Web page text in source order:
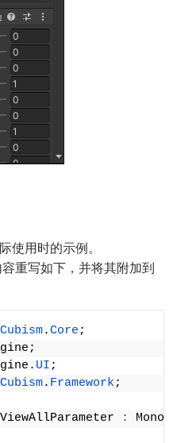
使用时的示例。
重写如下，并将其附加到
Cubism.Core ;
UI ;
Cubism. Framework ;
ViewAllParameter :